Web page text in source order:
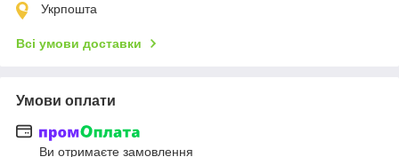
Укрпошта
Всі умови доставки
Умови оплати
Ви отримаєте замовлення